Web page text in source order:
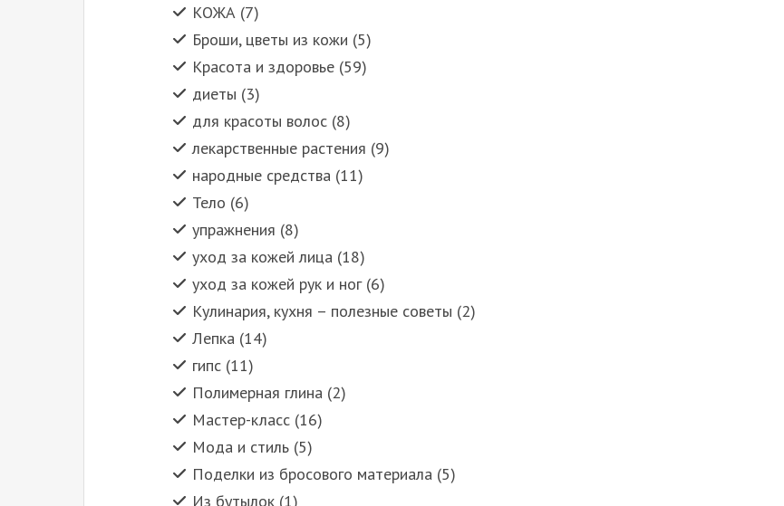
КОЖА (7)
Броши, цветы из кожи (5)
Красота и здоровье (59)
диеты (3)
для красоты волос (8)
лекарственные растения (9)
народные средства (11)
Тело (6)
упражнения (8)
уход за кожей лица (18)
уход за кожей рук и ног (6)
Кулинария, кухня – полезные советы (2)
Лепка (14)
гипс (11)
Полимерная глина (2)
Мастер-класс (16)
Мода и стиль (5)
Поделки из бросового материала (5)
Из бутылок (1)